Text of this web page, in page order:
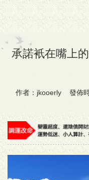
承諾衹在嘴上
作者：jkooerly 發佈